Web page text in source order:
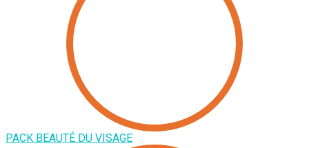
PACK BEAUTÉ DU VISAGE